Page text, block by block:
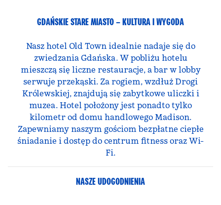
GDAŃSKIE STARE MIASTO – KULTURA I WYGODA
Nasz hotel Old Town idealnie nadaje się do
zwiedzania Gdańska. W pobliżu hotelu
mieszczą się liczne restauracje, a bar w lobby
serwuje przekąski. Za rogiem, wzdłuż Drogi
Królewskiej, znajdują się zabytkowe uliczki i
muzea. Hotel położony jest ponadto tylko
kilometr od domu handlowego Madison.
Zapewniamy naszym gościom bezpłatne ciepłe
śniadanie i dostęp do centrum fitness oraz Wi-
Fi.
NASZE UDOGODNIENIA